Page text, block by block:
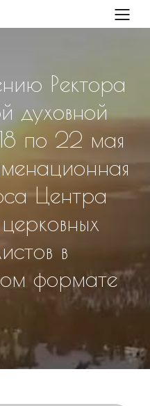
Ректора
духовной
по 22 мая
Центра
в
формате